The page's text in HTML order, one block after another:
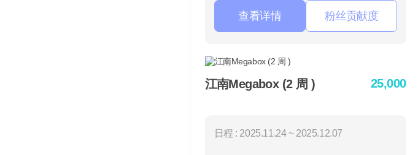
查看详情 粉丝贡献度
江南Megabox (2 周 ) 25,000
日程 : 2025.11.24 ~ 2025.12.07